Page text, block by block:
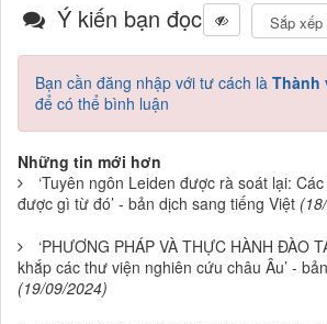
Ý kiến bạn đọc
Bạn cần đăng nhập với tư cách là Thành
để có thể bình luận
Những tin mới hơn
‘Tuyên ngôn Leiden được rà soát lại:
được gì từ đó’ - bản dịch sang tiếng Việt
‘PHƯƠNG PHÁP VÀ THỰC HÀNH ĐÀO
khắp các thư viện nghiên cứu châu Âu’ -
(19/09/2024)